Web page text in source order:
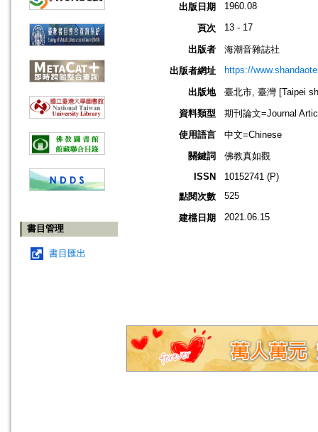
書目管理
書目匯出
出版日期 1960.08
頁次 13 - 17
出版者
海潮音雜誌社
出版者網址
https://
出版地
臺北市, 臺灣 [Taipei
資料類型
期刊論文=Journal
使用語言
中文=Chinese
關鍵詞
佛教真如觀
ISSN
10152741 (P)
點閱次數
525
建檔日期 2021.06.15